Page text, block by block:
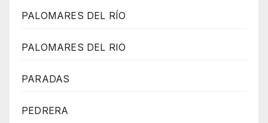
PALOMARES DEL RÍO
PALOMARES DEL RIO
PARADAS
PEDRERA